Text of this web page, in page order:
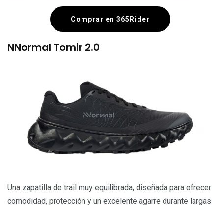
Comprar en 365Rider
NNormal Tomir 2.0
Una zapatilla de trail muy equilibrada, diseñada para ofrecer
comodidad, protección y un excelente agarre durante largas